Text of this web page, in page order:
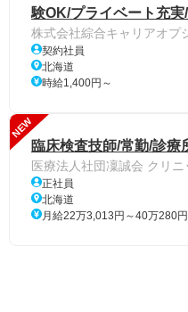
験OK/プライベート充実
株式会社綜合キャリアオプ
契約社員
北海道
時給1,400円～
NEW
臨床検査技師/常勤/診療
医療法人社団凜誠会 クリニ
正社員
北海道
月給22万3,013円～40万280円